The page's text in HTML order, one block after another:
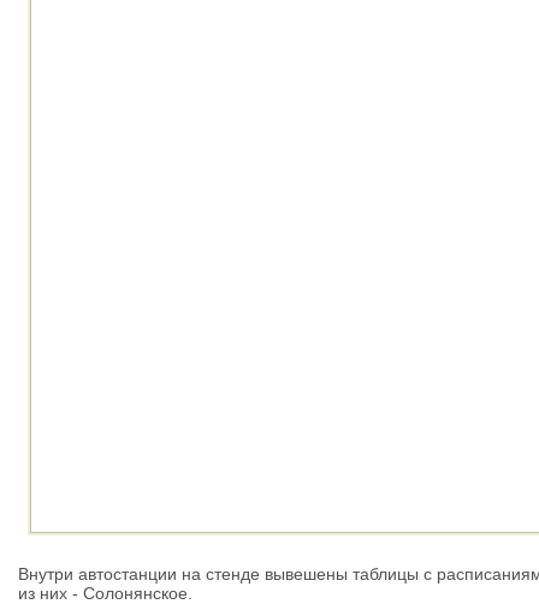
Внутри автостанции на стенде вывешены таблицы с
из них - Солонянское.